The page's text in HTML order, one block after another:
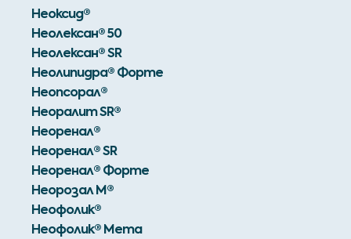
Неоксид®
Неолексан® 50
Неолексан® SR
Неолипидра® Форте
Неопсорал®
Неоралит SR®
Неоренал®
Неоренал® SR
Неоренал® Форте
Неорозал M®
Неофолик®
Неофолик® Мета